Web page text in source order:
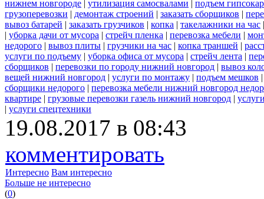
нижнем новгороде | утилизация самосвалами | подъем
грузоперевозки | демонтаж строений | заказать сборщиков |
вывоз батарей | заказать грузчиков | копка | такелажники на час
| уборка дачи от мусора | стрейч пленка | перевозка мебели |
недорого | вывоз плиты | грузчики на час | копка траншей |
услуги по подъему | уборка офиса от мусора | стрейч лента |
сборщиков | перевозки по городу нижний новгород | вывоз
вещей нижний новгород | услуги по монтажу | подъем мешков
сборщики недорого | перевозка мебели нижний новгород
квартире | грузовые перевозки газель нижний новгород |
| услуги спецтехники
19.08.2017 в 08:43
комментировать
Интересно Вам интересно
Больше не интересно
(0)